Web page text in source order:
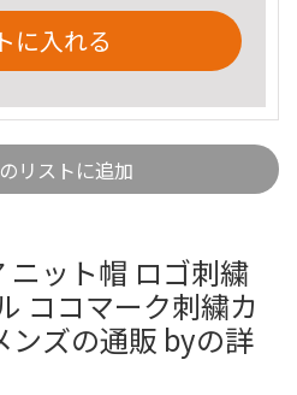
に入れる
リストに追加
ニット帽 ロゴ刺繍
ココマーク刺繍カ
ンズの通販 byの詳